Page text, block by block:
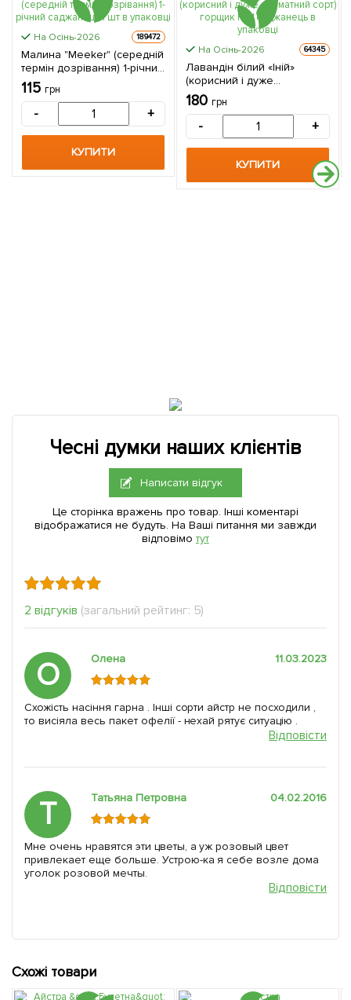
На Осінь-2026 189472
Малина "Meeker" (середній
термін дозрівання) 1-річний
саджанець 1 шт в упаковці
115 грн
- +
КУПИТИ
На Осінь-2026 64345
Лавандін білий «Іній»
(корисний і дуже
ароматний сорт) горщик Р9
1 саджанець в упаковці
180 грн
- +
КУПИТИ
Чесні думки наших клієнтів
Написати відгук
Це сторінка вражень про товар. Інші коментарі
відображатися не будуть. На Ваші питання ми завжди
відповімо тут
2 відгуків (загальний рейтинг: 5)
О Олена 11.03.2023
Схожість насіння гарна . Інші сорти айстр не посходили ,
то висіяла весь пакет офелії - нехай рятує ситуацію .
Відповісти
Т Татьяна Петровна 04.02.2016
Мне очень нравятся эти цветы, а уж розовый цвет
привлекает еще больше. Устрою-ка я себе возле дома
уголок розовой мечты.
Відповісти
Схожі товари